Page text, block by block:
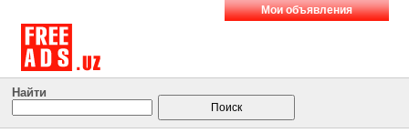
Мои объявления
Найти